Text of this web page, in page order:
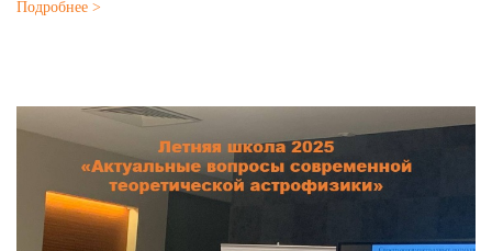
Подробнее >